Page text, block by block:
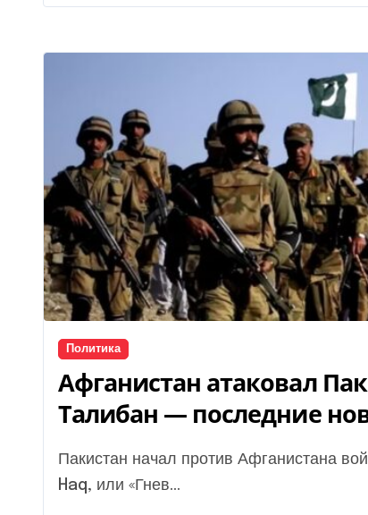
Политика
Афганистан атаковал
Талибан — последние
Пакистан начал против Афганистана войну, которую в местных СМИ называют Ghazab Lil
Haq, или «Гнев...